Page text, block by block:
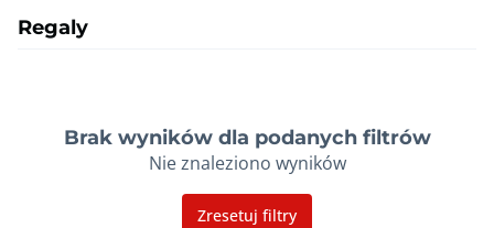
Regaly
Brak wyników dla podanych filtrów
Nie znaleziono wyników
Zresetuj filtry